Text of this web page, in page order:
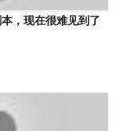
，现在很难见到了